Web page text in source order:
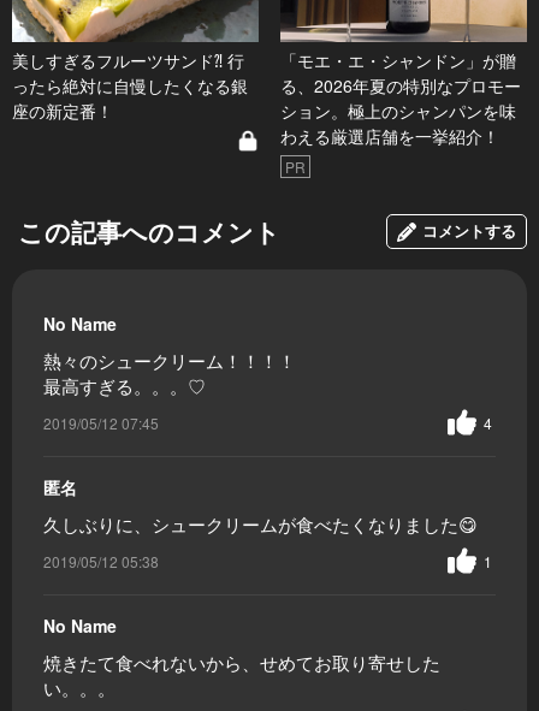
美しすぎるフルーツサンド⁈ 行
ったら絶対に自慢したくなる銀
座の新定番！
「モエ・エ・シャンドン」が贈
る、2026年夏の特別なプロモー
ション。極上のシャンパンを味
わえる厳選店舗を一挙紹介！
PR
この記事へのコメント コメントする
No Name
熱々のシュークリーム！！！！
最高すぎる。。。♡
2019/05/12 07:45 4
匿名
久しぶりに、シュークリームが食べたくなりました😋
2019/05/12 05:38 1
No Name
焼きたて食べれないから、せめてお取り寄せした
い。。。